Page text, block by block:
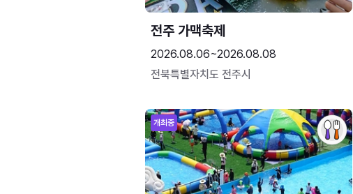
전주 가맥축제
2026.08.06~2026.08.08
전북특별자치도 전주시
개최중